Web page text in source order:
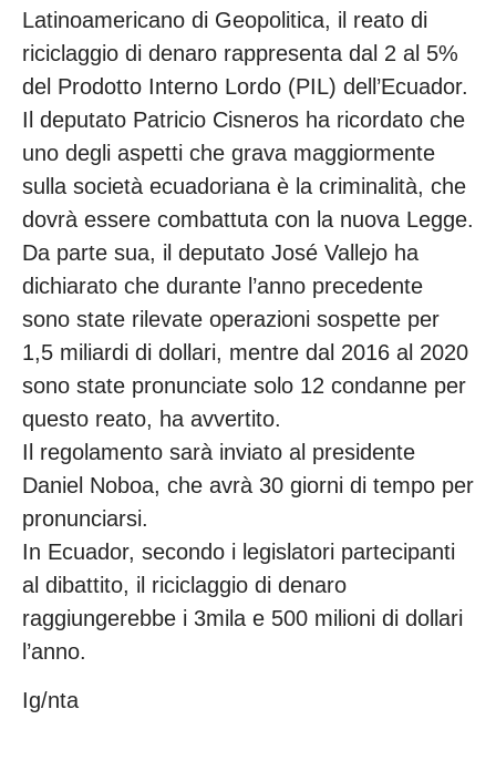
Latinoamericano di Geopolitica, il reato di
riciclaggio di denaro rappresenta dal 2 al 5%
del Prodotto Interno Lordo (PIL) dell’Ecuador.
Il deputato Patricio Cisneros ha ricordato che
uno degli aspetti che grava maggiormente
sulla società ecuadoriana è la criminalità, che
dovrà essere combattuta con la nuova Legge.
Da parte sua, il deputato José Vallejo ha
dichiarato che durante l’anno precedente
sono state rilevate operazioni sospette per
1,5 miliardi di dollari, mentre dal 2016 al 2020
sono state pronunciate solo 12 condanne per
questo reato, ha avvertito.
Il regolamento sarà inviato al presidente
Daniel Noboa, che avrà 30 giorni di tempo per
pronunciarsi.
In Ecuador, secondo i legislatori partecipanti
al dibattito, il riciclaggio di denaro
raggiungerebbe i 3mila e 500 milioni di dollari
l’anno.
Ig/nta